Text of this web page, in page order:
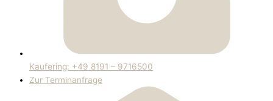
Kaufering: +49 8191 – 9716500
Zur Terminanfrage